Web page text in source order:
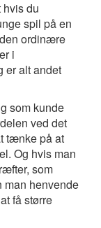
du
spil på en
ordinære
i
er alt andet
som kunde
ved det
tænke på at
Og hvis man
som
man henvende
få større